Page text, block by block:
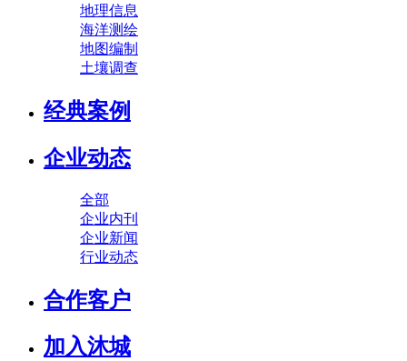
地理信息
海洋测绘
地图编制
土壤调查
经典案例
企业动态
全部
企业内刊
企业新闻
行业动态
合作客户
加入沐城